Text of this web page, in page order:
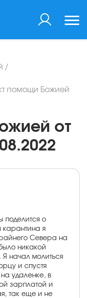
/
помощи Божией
от
поделится о
я
Севера на
никакой
начал молиться
и спустя
удаленке, в
зарплатой и
так еще и не